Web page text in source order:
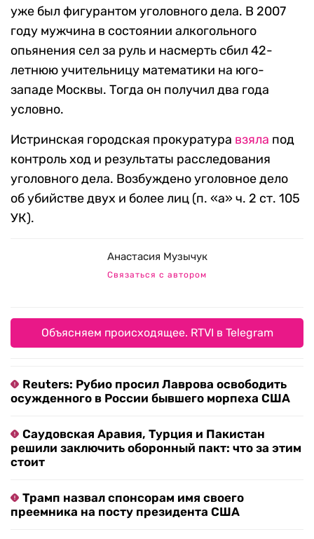
уже был фигурантом уголовного дела. В 2007
году мужчина в состоянии алкогольного
опьянения сел за руль и насмерть сбил 42-
летнюю учительницу математики на юго-
западе Москвы. Тогда он получил два года
условно.
Истринская городская прокуратура взяла под
контроль ход и результаты расследования
уголовного дела. Возбуждено уголовное дело
об убийстве двух и более лиц (п. «а» ч. 2 ст. 105
УК).
Анастасия Музычук
Связаться с автором
Объясняем происходящее. RTVI в Telegram
Reuters: Рубио просил Лаврова освободить
осужденного в России бывшего морпеха США
Саудовская Аравия, Турция и Пакистан
решили заключить оборонный пакт: что за этим
стоит
Трамп назвал спонсорам имя своего
преемника на посту президента США